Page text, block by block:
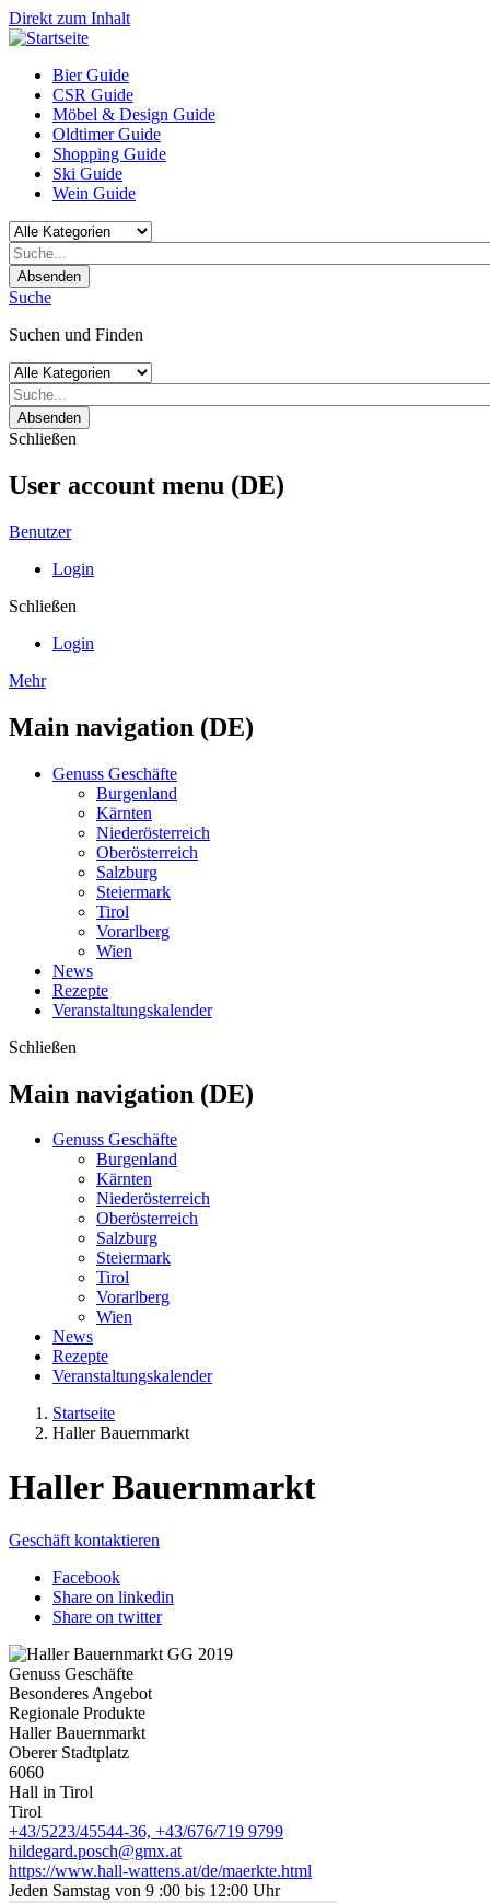
Direkt zum Inhalt
Bier Guide
CSR Guide
Möbel & Design Guide
Oldtimer Guide
Shopping Guide
Ski Guide
Wein Guide
Absenden
Suche
Suchen und Finden
Absenden
Schließen
User account menu (DE)
Benutzer
Login
Schließen
Login
Mehr
Main navigation (DE)
Genuss Geschäfte
Burgenland
Kärnten
Niederösterreich
Oberösterreich
Salzburg
Steiermark
Tirol
Vorarlberg
Wien
News
Rezepte
Veranstaltungskalender
Schließen
Main navigation (DE)
Genuss Geschäfte
Burgenland
Kärnten
Niederösterreich
Oberösterreich
Salzburg
Steiermark
Tirol
Vorarlberg
Wien
News
Rezepte
Veranstaltungskalender
Startseite
Haller Bauernmarkt
Haller Bauernmarkt
Geschäft kontaktieren
Facebook
Share on linkedin
Share on twitter
Genuss Geschäfte
Besonderes Angebot
Regionale Produkte
Haller Bauernmarkt
Oberer Stadtplatz
6060
Hall in Tirol
Tirol
+43/5223/45544-36, +43/676/719 9799
hildegard.posch@gmx.at
https://www.hall-wattens.at/de/maerkte.html
Jeden Samstag von 9 :00 bis 12:00 Uhr